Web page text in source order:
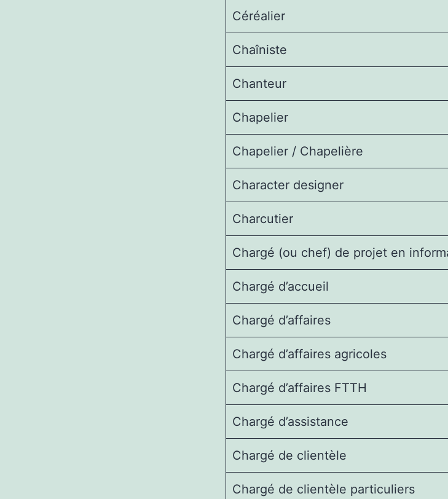
Céréalier
Chaîniste
Chanteur
Chapelier
Chapelier / Chapelière
Character designer
Charcutier
Chargé (ou chef) de projet en
Chargé d’accueil
Chargé d’affaires
Chargé d’affaires agricoles
Chargé d’affaires FTTH
Chargé d’assistance
Chargé de clientèle
Chargé de clientèle particuliers